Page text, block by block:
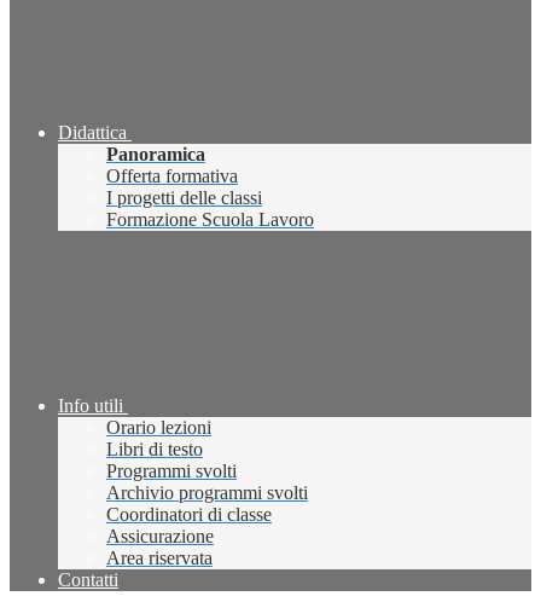
Didattica
Panoramica
Offerta formativa
I progetti delle classi
Formazione Scuola Lavoro
Info utili
Orario lezioni
Libri di testo
Programmi svolti
Archivio programmi svolti
Coordinatori di classe
Assicurazione
Area riservata
Contatti